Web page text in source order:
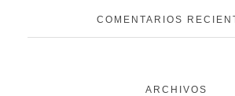
COMENTARIOS
ARCHIVOS